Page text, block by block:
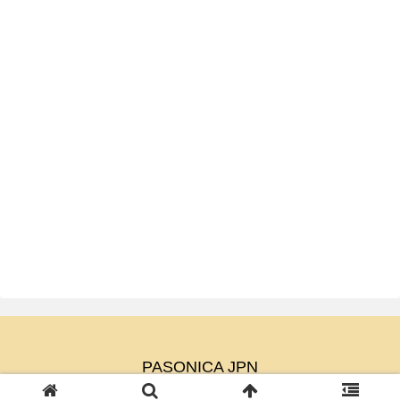
PASONICA JPN
© 2023 PASONICA JPN.